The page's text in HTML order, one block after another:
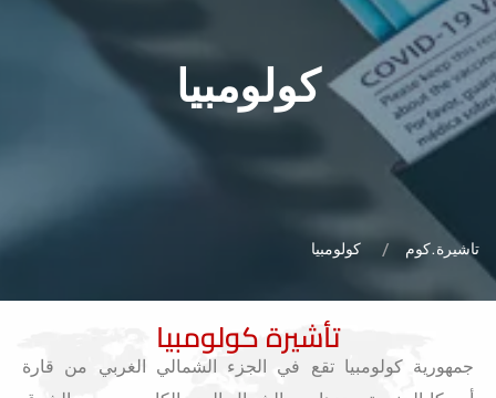
كولومبيا
تاشيرة.كوم كولومبيا
تأشيرة كولومبيا
جمهورية كولومبيا تقع في الجزء الشمالي الغربي من قارة